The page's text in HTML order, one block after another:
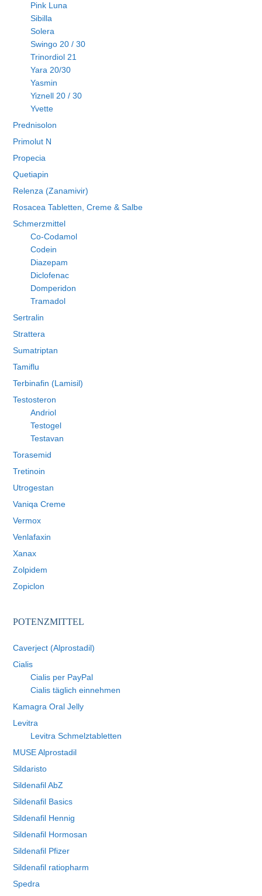
Pink Luna
Sibilla
Solera
Swingo 20 / 30
Trinordiol 21
Yara 20/30
Yasmin
Yiznell 20 / 30
Yvette
Prednisolon
Primolut N
Propecia
Quetiapin
Relenza (Zanamivir)
Rosacea Tabletten, Creme & Salbe
Schmerzmittel
Co-Codamol
Codein
Diazepam
Diclofenac
Domperidon
Tramadol
Sertralin
Strattera
Sumatriptan
Tamiflu
Terbinafin (Lamisil)
Testosteron
Andriol
Testogel
Testavan
Torasemid
Tretinoin
Utrogestan
Vaniqa Creme
Vermox
Venlafaxin
Xanax
Zolpidem
Zopiclon
POTENZMITTEL
Caverject (Alprostadil)
Cialis
Cialis per PayPal
Cialis täglich einnehmen
Kamagra Oral Jelly
Levitra
Levitra Schmelztabletten
MUSE Alprostadil
Sildaristo
Sildenafil AbZ
Sildenafil Basics
Sildenafil Hennig
Sildenafil Hormosan
Sildenafil Pfizer
Sildenafil ratiopharm
Spedra